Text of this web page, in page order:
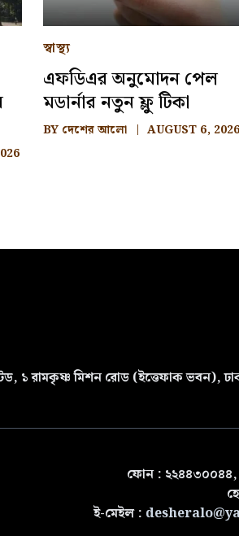
স্বাস্থ্য
এফডিএর অনুমোদন পেল
মডার্নার নতুন ফ্লু টিকা
BY দেশের আলো AUGUST 6, 2026
১ রামকৃষ্ণ মিশন রোড (ইত্তেফাক
ফোন : ২২৪৪৩০০৪৪,
ই-মেইল :